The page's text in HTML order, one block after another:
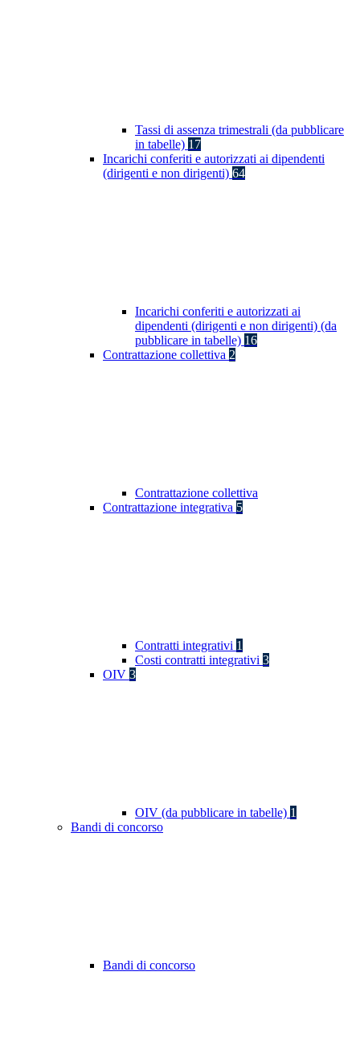
Tassi di assenza trimestrali (da pubblicare
in tabelle) 17
Incarichi conferiti e autorizzati ai dipendenti
(dirigenti e non dirigenti) 64
Incarichi conferiti e autorizzati ai
dipendenti (dirigenti e non dirigenti) (da
pubblicare in tabelle) 16
Contrattazione collettiva 2
Contrattazione collettiva
Contrattazione integrativa 5
Contratti integrativi 1
Costi contratti integrativi 3
OIV 3
OIV (da pubblicare in tabelle) 1
Bandi di concorso
Bandi di concorso